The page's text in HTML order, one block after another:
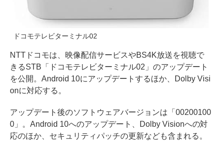
ドコモテレビターミナル02
NTTドコモは、映像配信サービスやBS4K放送を視聴で
きるSTB「ドコモテレビターミナル02」のアップデート
を公開。Android 10にアップデートするほか、Dolby Visi
onに対応する。
アップデート後のソフトウェアバージョンは「00200100
0」。Android 10へのアップデート、Dolby Visionへの対
応のほか、セキュリティパッチの更新なども含まれる。